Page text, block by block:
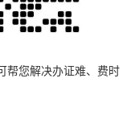
帮您解决办证难、费时